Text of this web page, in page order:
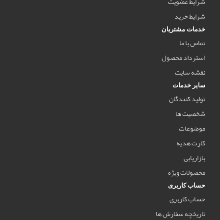
شرایط خرید
خدمات مشتریان
تماس با ما
استرداد محصول
نقشه سایت
سایر خدمات
تولید کنندگان
شخصیت ها
موضوعات
کارت هدیه
بازاریابی
محصولات ویژه
حساب کاربری
حساب کاربری
تاریخچه سفارش ها